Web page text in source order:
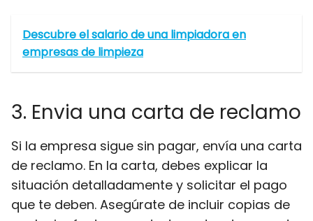
Descubre el salario de una limpiadora en
empresas de limpieza
3. Envia una carta de reclamo
Si la empresa sigue sin pagar, envía una carta
de reclamo. En la carta, debes explicar la
situación detalladamente y solicitar el pago
que te deben. Asegúrate de incluir copias de